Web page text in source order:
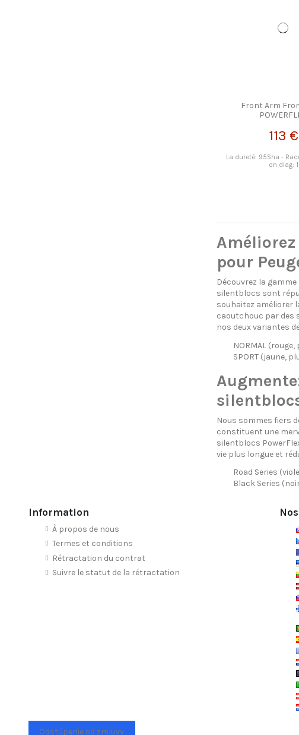
Front Arm
113 €
La dureté: 95Sha -
on diag: 1
pour
Découvrez la
silentblocs sont
souhaitez améliorer
caoutchouc par des
nos deux variantes
NORMAL
SPORT (jaune,
Nous sommes fiers
constituent une
silentblocs
vie plus longue et
Road Series
Black Series
Information
À propos de nous
Termes et conditions
Rétractation du contrat
Suivre le statut de la rétractation
Odstúpenie od zmluvy